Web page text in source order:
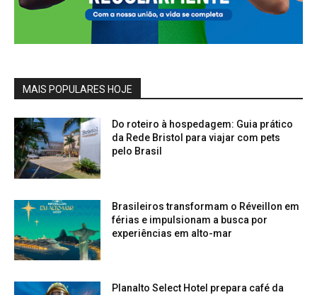
MAIS POPULARES HOJE
Do roteiro à hospedagem: Guia prático
da Rede Bristol para viajar com pets
pelo Brasil
Brasileiros transformam o Réveillon em
férias e impulsionam a busca por
experiências em alto-mar
Planalto Select Hotel prepara café da